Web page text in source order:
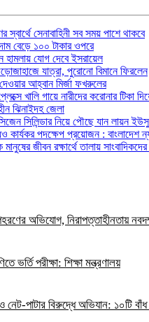
সেনাবাহিনী সব সময় পাশে থাকবে
বেড়ে ১০০ টাকার ওপরে
হামলায় যোগ দেবে ইসরায়েল
যাত্রা, পুরোনো বিমানে ফিরলেন
আহ্বান মির্জা ফখরুলের
খালি গায়ে নারীদের করোনার টিকা
ঝিনাইদহ জেলা
সিলিন্ডার নিয়ে পৌছে যান লায়ন
কার্যকর পদক্ষেপ প্রয়োজন : বাংলাদেশ
জীবন রক্ষার্থে তালায়
অভিযোগ, নিরাপত্তাহীনতায়
ভর্তি পরীক্ষা: শিক্ষা মন্ত্রণালয়
নেট-পাটার বিরুদ্ধে অভিযান: ১০টি